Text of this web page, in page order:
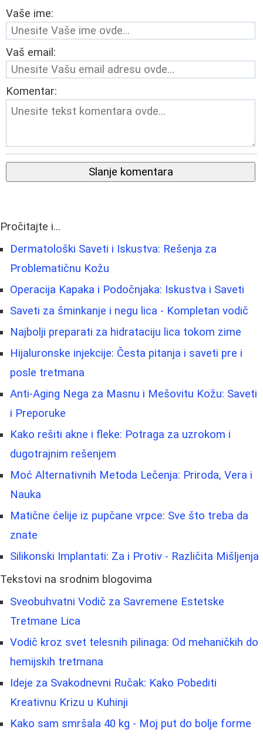
Vaše ime:
Vaš email:
Komentar:
Slanje komentara
Pročitajte i...
Dermatološki Saveti i Iskustva: Rešenja za
Problematičnu Kožu
Operacija Kapaka i Podočnjaka: Iskustva i Saveti
Saveti za šminkanje i negu lica - Kompletan vodič
Najbolji preparati za hidrataciju lica tokom zime
Hijaluronske injekcije: Česta pitanja i saveti pre i
posle tretmana
Anti-Aging Nega za Masnu i Mešovitu Kožu: Saveti
i Preporuke
Kako rešiti akne i fleke: Potraga za uzrokom i
dugotrajnim rešenjem
Moć Alternativnih Metoda Lečenja: Priroda, Vera i
Nauka
Matične ćelije iz pupčane vrpce: Sve što treba da
znate
Silikonski Implantati: Za i Protiv - Različita Mišljenja
Tekstovi na srodnim blogovima
Sveobuhvatni Vodič za Savremene Estetske
Tretmane Lica
Vodič kroz svet telesnih pilinaga: Od mehaničkih do
hemijskih tretmana
Ideje za Svakodnevni Ručak: Kako Pobediti
Kreativnu Krizu u Kuhinji
Kako sam smršala 40 kg - Moj put do bolje forme